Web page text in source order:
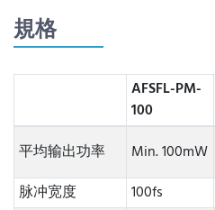
規格
AFSFL-PM-
100
平均输出功率
Min. 100mW
脉冲宽度
100fs